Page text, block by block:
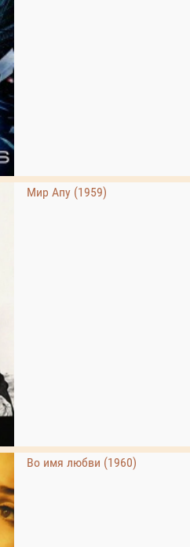
Мир Апу (1959)
Во имя любви (1960)